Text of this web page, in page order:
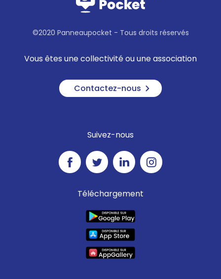
©2020 Panneaupocket - Tous droits réservés
Vous êtes une collectivité ou une association
Contactez-nous
Suivez-nous
Téléchargement